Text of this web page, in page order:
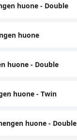
huone - Double
huone
huone - Double
huone - Twin
huone - Double